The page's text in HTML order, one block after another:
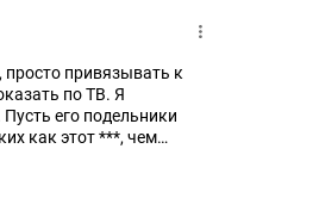
просто привязывать к
по ТВ. Я
его подельники
как этот ***, чем